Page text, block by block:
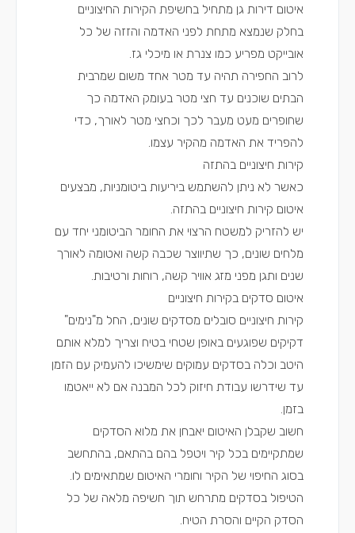
איטום דירות גן מתחיל בחשיפת הקירות החיצוניים
בחלק שנמצא מתחת לפני האדמה והזזה של כל
אובייקט מפריע כמו צנרת או מיכלי גז.
לרוב החפירה תהיה עד מטר אחד משום שמרבית
הבתים שוכנים עד חצי מטר בעומק האדמה כך
שחופרים מעט מעבר לכך וכחצי מטר לאורך, כדי
להפריד את האדמה מהקיר עצמו.
קירות חיצוניים בהתזה
כאשר לא ניתן להשתמש ביריעות ביטומניות, מבצעים
איטום קירות חיצוניים בהתזה.
יש להזריק למשטח הרצוי את החומר הביטומני יחד עם
מלחים שונים, כך שתיווצר שכבה קשה ואטומה לאורך
שנים ותגן מפני מזג אוויר קשה, רוחות ורטיבות.
איטום סדקים בקירות חיצוניים
קירות חיצוניים סובלים מסדקים שונים, החל מ"נימים"
דקיקים שפוגעים באופן שטחי בטיח וצריך למלא אותם
היטב וכלה בסדקים עמוקים שימשיכו להעמיק עם הזמן
עד שידרשו עבודת חיזוק לכל המבנה אם לא ייאטמו
בזמן.
חשוב שקבלן האיטום יאבחן את מלוא הסדקים
שמתקיימים בכל קיר ויטפל בהם בהתאם, בהתחשב
בסוג החיפוי של הקיר וחומרי האיטום שמתאימים לו.
הטיפול בסדקים מתרחש תוך חשיפה מלאה של כל
הסדק הקיים והסרת הטיח.